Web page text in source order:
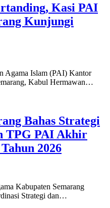
Kasi PAI
Kunjungi
Agama Islam (PAI) Kantor
Kabul Hermawan…
Bahas Strategi
TPG PAI Akhir
2026
Kabupaten Semarang
Strategi dan…